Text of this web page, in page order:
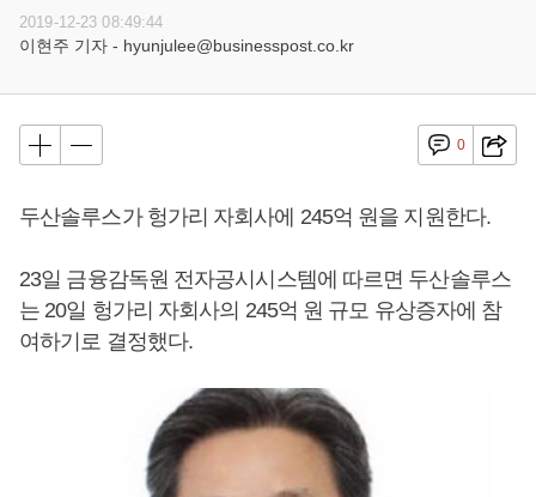
2019-12-23 08:49:44
이현주 기자 - hyunjulee@businesspost.co.kr
0
두산솔루스가 헝가리 자회사에 245억 원을 지원한다.
23일 금융감독원 전자공시시스템에 따르면 두산솔루스
는 20일 헝가리 자회사의 245억 원 규모 유상증자에 참
여하기로 결정했다.